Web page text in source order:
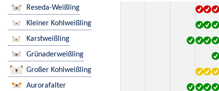
Reseda-Weißling
Kleiner Kohlweißling
Karstweißling
Grünaderweißling
Großer Kohlweißling
Aurorafalter